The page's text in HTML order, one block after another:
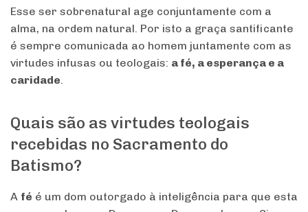
Esse ser sobrenatural age conjuntamente com a
alma, na ordem natural. Por isto a graça santificante
é sempre comunicada ao homem juntamente com as
virtudes infusas ou teologais: a fé, a esperança e a
caridade.
Quais são as virtudes teologais
recebidas no Sacramento do
Batismo?
A fé é um dom outorgado à inteligência para que esta